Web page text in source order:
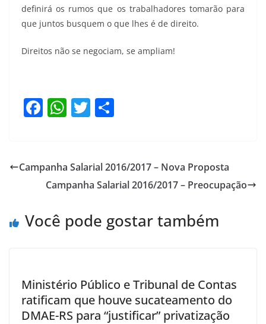
definirá os rumos que os trabalhadores tomarão para
que juntos busquem o que lhes é de direito.
Direitos não se negociam, se ampliam!
F
e
b
o
W
s
A
p
T
er e
Campanha Salarial 2016/2017 – Nova Proposta
Campanha Salarial 2016/2017 – Preocupação
Você pode gostar também
Ministério Público e Tribunal de Contas
ratificam que houve sucateamento do
DMAE-RS para “justificar” privatização